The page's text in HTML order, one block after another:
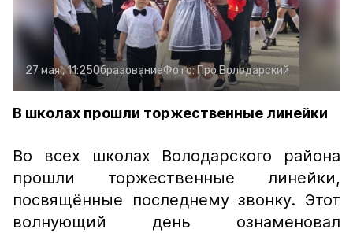
27 мая , 11:25ОбразованиеФото:Про Володарский
В школах прошли торжественные линейки
Во всех школах Володарского района
прошли торжественные линейки,
посвящённые последнему звонку. Этот
волнующий день ознаменовал